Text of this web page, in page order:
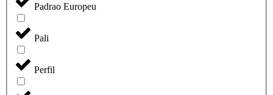
Padrao Europeu
Pali
Perfil